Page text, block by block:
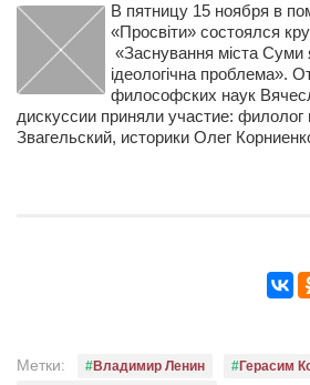
Анна Гидора
Леонтий Костур
Римма Миленкова
Ирина Проценко
В пятницу 15 ноября в
«Просвіти» состоялся
«Заснування міста Суми
ідеологічна проблема».
философских наук
дискуссии приняли участие: филолог
Звагельский, историки Олег
Метки: Владимир Ленин
Герасим